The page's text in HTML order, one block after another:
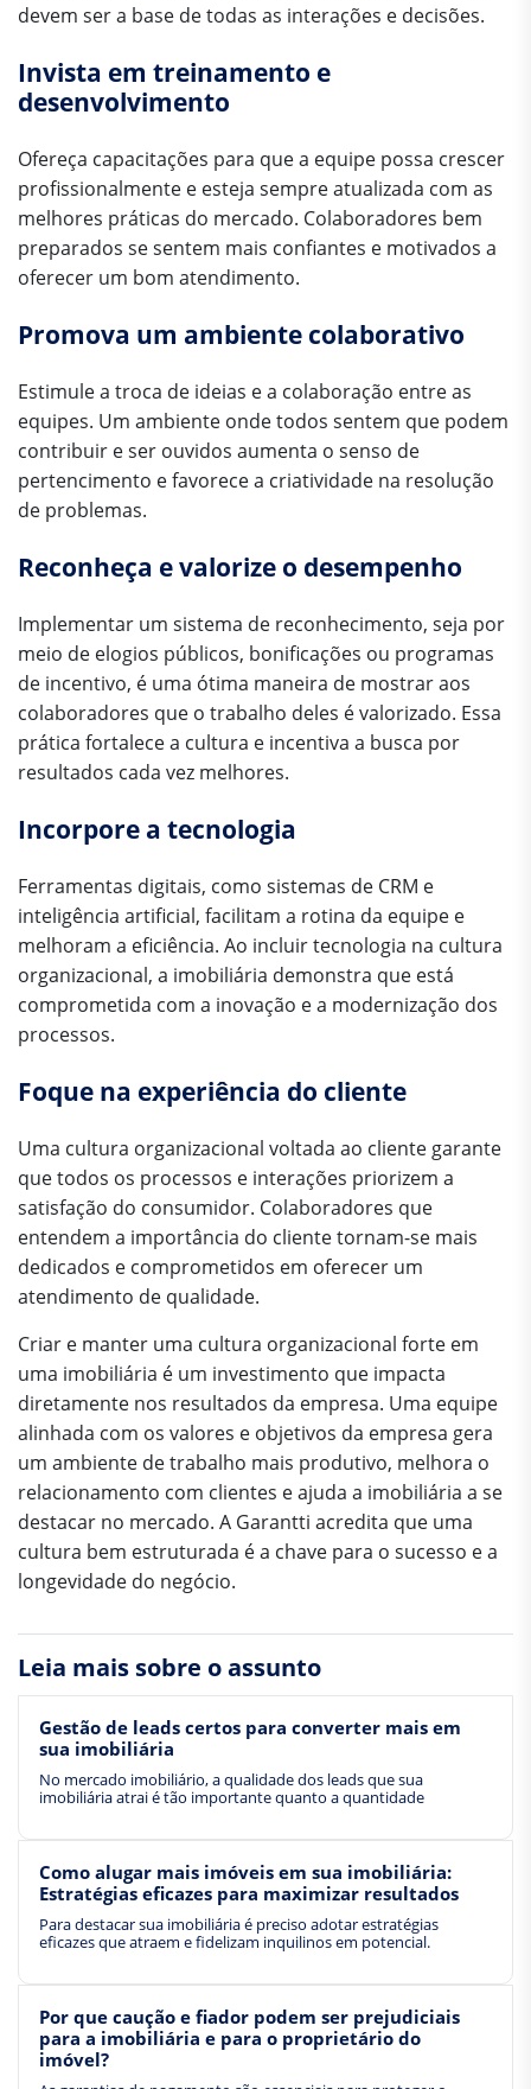
devem ser a base de todas as interações e decisões.
Invista em treinamento e
desenvolvimento
Ofereça capacitações para que a equipe possa crescer
profissionalmente e esteja sempre atualizada com as
melhores práticas do mercado. Colaboradores bem
preparados se sentem mais confiantes e motivados a
oferecer um bom atendimento.
Promova um ambiente colaborativo
Estimule a troca de ideias e a colaboração entre as
equipes. Um ambiente onde todos sentem que podem
contribuir e ser ouvidos aumenta o senso de
pertencimento e favorece a criatividade na resolução
de problemas.
Reconheça e valorize o desempenho
Implementar um sistema de reconhecimento, seja por
meio de elogios públicos, bonificações ou programas
de incentivo, é uma ótima maneira de mostrar aos
colaboradores que o trabalho deles é valorizado. Essa
prática fortalece a cultura e incentiva a busca por
resultados cada vez melhores.
Incorpore a tecnologia
Ferramentas digitais, como sistemas de CRM e
inteligência artificial, facilitam a rotina da equipe e
melhoram a eficiência. Ao incluir tecnologia na cultura
organizacional, a imobiliária demonstra que está
comprometida com a inovação e a modernização dos
processos.
Foque na experiência do cliente
Uma cultura organizacional voltada ao cliente garante
que todos os processos e interações priorizem a
satisfação do consumidor. Colaboradores que
entendem a importância do cliente tornam-se mais
dedicados e comprometidos em oferecer um
atendimento de qualidade.
Criar e manter uma cultura organizacional forte em
uma imobiliária é um investimento que impacta
diretamente nos resultados da empresa. Uma equipe
alinhada com os valores e objetivos da empresa gera
um ambiente de trabalho mais produtivo, melhora o
relacionamento com clientes e ajuda a imobiliária a se
destacar no mercado. A Garantti acredita que uma
cultura bem estruturada é a chave para o sucesso e a
longevidade do negócio.
Leia mais sobre o assunto
Gestão de leads certos para converter mais em
sua imobiliária
No mercado imobiliário, a qualidade dos leads que sua
imobiliária atrai é tão importante quanto a quantidade
Como alugar mais imóveis em sua imobiliária:
Estratégias eficazes para maximizar resultados
Para destacar sua imobiliária é preciso adotar estratégias
eficazes que atraem e fidelizam inquilinos em potencial.
Por que caução e fiador podem ser prejudiciais
para a imobiliária e para o proprietário do
imóvel?